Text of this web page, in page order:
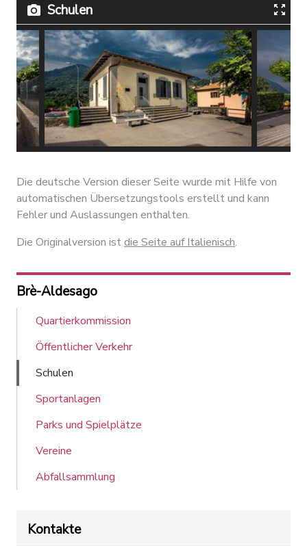
Schulen
condivide il sagrato con la chiesa -
@ Alessandro Rabaglio
Die deutsche Version dieser Seite wurde mit Hilfe von
automatischen Übersetzungstools erstellt und kann
Fehler und Auslassungen enthalten.
Die Originalversion istdie Seite auf Italienisch.
Brè-Aldesago
Quartierkommission
Öffentlicher Verkehr
Schulen
Sportanlagen
Parks und Spielplätze
Vereine
Abfallsammlung
Kontakte